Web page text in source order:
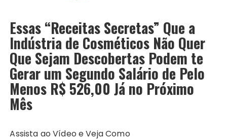
Essas “Receitas Secretas” Que a
Indústria de Cosméticos Não Quer
Que Sejam Descobertas Podem te
Gerar um Segundo Salário de Pelo
Menos R$ 526,00 Já no Próximo
Mês
Assista ao Vídeo e Veja Como